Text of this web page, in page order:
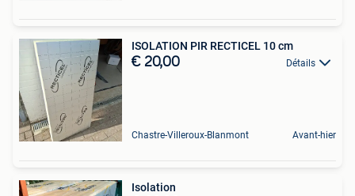
ISOLATION PIR RECTICEL 10 cm
€ 20,00 Détails
Chastre-Villeroux-Blanmont Avant-hier
Isolation